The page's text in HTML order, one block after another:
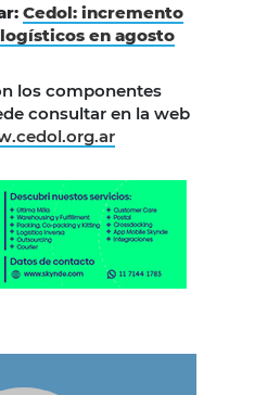
Cedol: incremento
en agosto
los componentes
consultar en la web